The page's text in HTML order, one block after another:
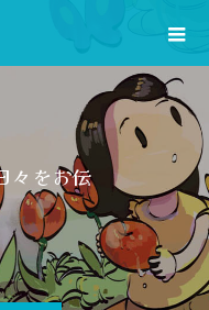
お伝えしま す｡